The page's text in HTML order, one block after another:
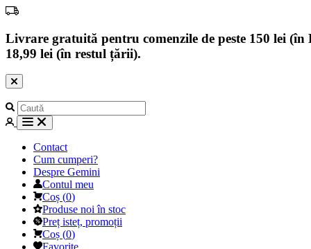
Livrare gratuită pentru comenzile de peste 150 lei
18,99 lei (în restul țării).
Contact
Cum cumperi?
Despre Gemini
Contul meu
Coș (0)
Produse noi în stoc
Preț isteț, promoții
Coș (0)